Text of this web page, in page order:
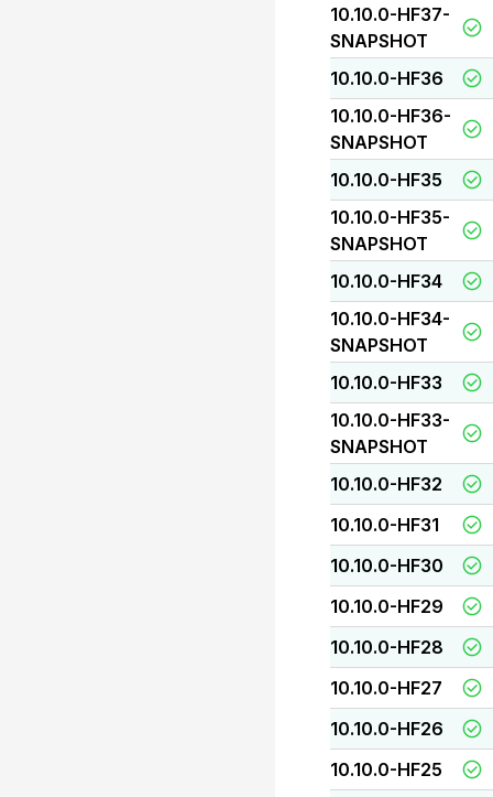
10.10.0-HF37-
SNAPSHOT
10.10.0-HF36
10.10.0-HF36-
SNAPSHOT
10.10.0-HF35
10.10.0-HF35-
SNAPSHOT
10.10.0-HF34
10.10.0-HF34-
SNAPSHOT
10.10.0-HF33
10.10.0-HF33-
SNAPSHOT
10.10.0-HF32
10.10.0-HF31
10.10.0-HF30
10.10.0-HF29
10.10.0-HF28
10.10.0-HF27
10.10.0-HF26
10.10.0-HF25